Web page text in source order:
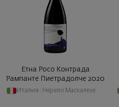
Етна Росо Контрада
Рампанте Пиетрадолче 2020
Италия Нерело Маскалезе